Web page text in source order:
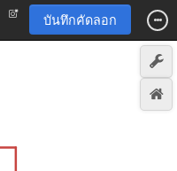
บันทึกคัดลอก